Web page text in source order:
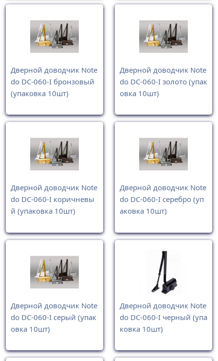
Дверной доводчик Note
do DC-060-I бронзовый
(упаковка 10шт)
Дверной доводчик Note
do DC-060-I золото (упак
овка 10шт)
Дверной доводчик Note
do DC-060-I коричневы
й (упаковка 10шт)
Дверной доводчик Note
do DC-060-I серебро (уп
аковка 10шт)
Дверной доводчик Note
do DC-060-I серый (упак
овка 10шт)
Дверной доводчик Note
do DC-060-I черный (упа
ковка 10шт)